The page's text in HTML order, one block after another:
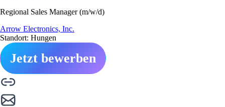
Regional Sales Manager (m/w/d)
Arrow Electronics, Inc.
Standort: Hungen
Jetzt bewerben